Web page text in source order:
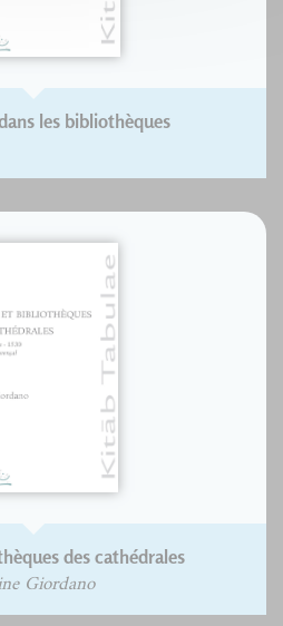
les bibliothèques
des cathédrales
Giordano